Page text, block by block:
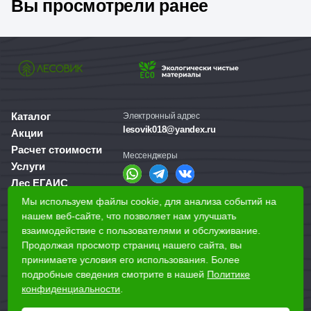
Вы просмотрели ранее
Каталог
Акции
Расчет стоимости
Услуги
Лес ЕГАИС
О компании
Доставка и оплата
Для бизнеса
Наши магазины
Электронный адрес
lesovik018@yandex.ru
Мессенджеры
Справочная служба
+7 (3412) 77-60-50
Мы используем файлы cookie, для анализа событий на
нашем веб-сайте, что позволяет нам улучшать
взаимодействие с пользователями и обслуживание.
Продолжая просмотр страниц нашего сайта, вы
принимаете условия его использования. Более
подробные сведения смотрите в нашей Политике
конфиденциальности